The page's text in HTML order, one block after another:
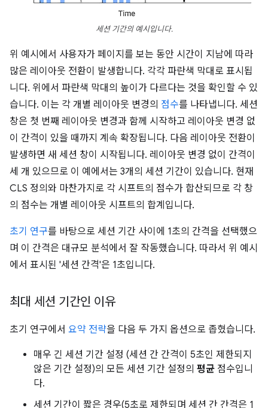
세션 기간의 예시입니다.
위 예시에서 사용자가 페이지를 보는 동안 시간이 지남에 따라
많은 레이아웃 전환이 발생합니다. 각각 파란색 막대로 표시됩
니다. 위에서 파란색 막대의 높이가 다르다는 것을 확인할 수 있
습니다. 이는 각 개별 레이아웃 변경의 점수를 나타냅니다. 세션
창은 첫 번째 레이아웃 변경과 함께 시작하고 레이아웃 변경 없
이 간격이 있을 때까지 계속 확장됩니다. 다음 레이아웃 전환이
발생하면 새 세션 창이 시작됩니다. 레이아웃 변경 없이 간격이
세 개 있으므로 이 예에서는 3개의 세션 기간이 있습니다. 현재
CLS 정의와 마찬가지로 각 시프트의 점수가 합산되므로 각 창
의 점수는 개별 레이아웃 시프트의 합계입니다.
초기 연구를 바탕으로 세션 기간 사이에 1초의 간격을 선택했으
며 이 간격은 대규모 분석에서 잘 작동했습니다. 따라서 위 예시
에서 표시된 '세션 간격'은 1초입니다.
최대 세션 기간인 이유
초기 연구에서 요약 전략을 다음 두 가지 옵션으로 좁혔습니다.
매우 긴 세션 기간 설정 (세션 간 간격이 5초인 제한되지
않은 기간 설정)의 모든 세션 기간 설정의 평균 점수입니
다.
세션 기간이 짧은 경우(5초로 제한되며 세션 간 간격은 1